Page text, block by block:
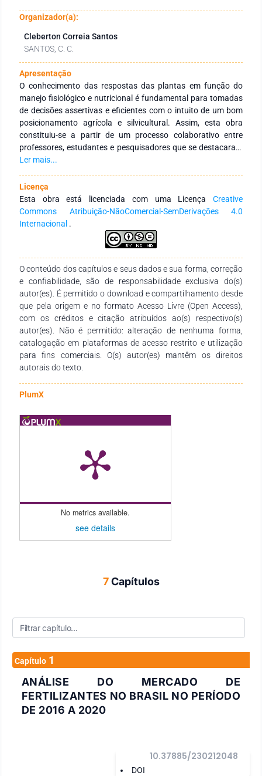
Organizador(a):
Cleberton Correia Santos
SANTOS, C. C.
Apresentação
O conhecimento das respostas das plantas em função do
manejo fisiológico e nutricional é fundamental para tomadas
de decisões assertivas e eficientes com o intuito de um bom
posicionamento agrícola e silvicultural. Assim, esta obra
constituiu-se a partir de um processo colaborativo entre
professores, estudantes e pesquisadores que se destacaram
e qualificaram as discussões abordando trabalhos nas
atividades e experiências do grupo de estudos em
ecofisiologia de plantas, modelos empíricos de crescimento e
produtividade de milho com doses de nitrogênio, análise do
mercado de fertilizantes no Brasil, avanços no sistema
produtivo da mangueira fora de época, cultivo de coentro em
diferentes sistemas hidropônicos e abordagens práticas para
o manejo fisiológico e nutricional de canaviais. Essas
informações poderão subsidiar adoção de práticas no campo
baseando no manejo fisiológico e nutricional para
implantação de pomares comerciais, recuperação de
ambientes degradados, sistemas agroflorestais e sistemas
agrícolas sustentáveis. Agradecemos aos autores pelo
empenho, disponibilidade e dedicação para o
desenvolvimento e conclusão dessa obra. Esperamos
também que esta obra sirva de instrumento didático-
pedagógico para estudantes de graduação e pós-graduação,
professores dos diversos níveis de ensino, pesquisadores,
produtores rurais e instituições públicas e privadas de
demais interessados pela temática. Boa leitura!!!
Ler mais...
Licença
Esta obra está licenciada com uma Licença Creative
Commons Atribuição-NãoComercial-SemDerivações 4.0
Internacional .
O conteúdo dos capítulos e seus dados e sua forma, correção
e confiabilidade, são de responsabilidade exclusiva do(s)
autor(es). É permitido o download e compartilhamento desde
que pela origem e no formato Acesso Livre (Open Access),
com os créditos e citação atribuídos ao(s) respectivo(s)
autor(es). Não é permitido: alteração de nenhuma forma,
catalogação em plataformas de acesso restrito e utilização
para fins comerciais. O(s) autor(es) mantêm os direitos
autorais do texto.
PlumX
No metrics available.
see details
7Capítulos
Capítulo 1
ANÁLISE DO MERCADO DE
FERTILIZANTES NO BRASIL NO PERÍODO
DE 2016 A 2020
DOI
10.37885/230212048